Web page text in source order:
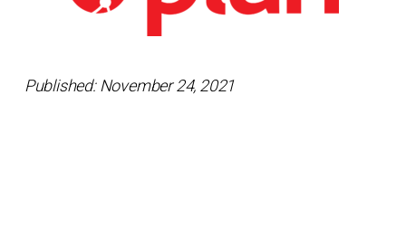
Published: November 24, 2021